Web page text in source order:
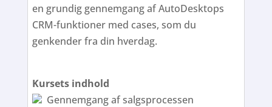
en grundig gennemgang af AutoDesktops
CRM-funktioner med cases, som du
genkender fra din hverdag.
Kursets indhold
Gennemgang af salgsprocessen